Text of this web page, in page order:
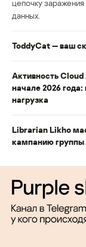
цепочку
данных.
ToddyCat — ваш
Активность Cloud
начале 2026
нагрузка
Librarian Likho
кампанию группы